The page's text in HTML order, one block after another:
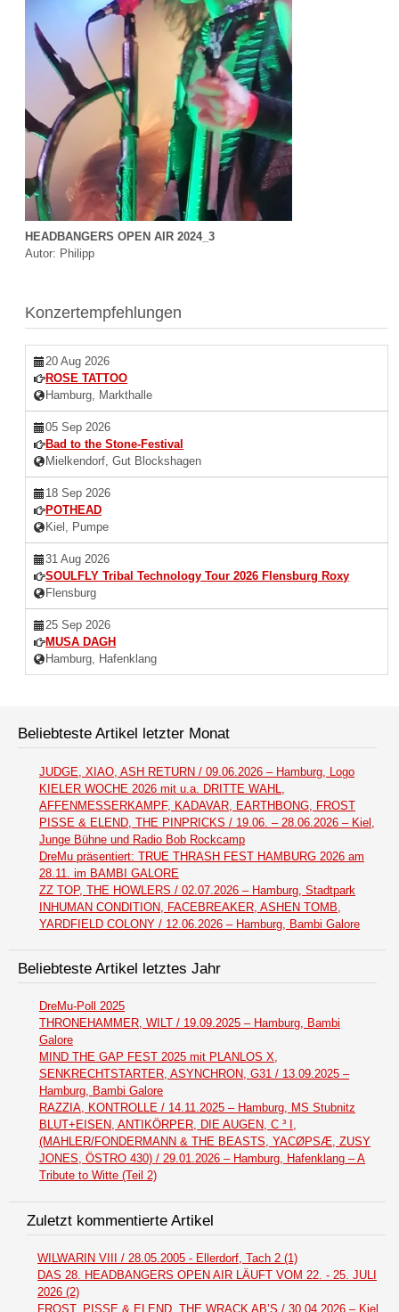
HEADBANGERS OPEN AIR 2024_3
Autor: Philipp
Konzertempfehlungen
20 Aug 2026
ROSE TATTOO
Hamburg, Markthalle
05 Sep 2026
Bad to the Stone-Festival
Mielkendorf, Gut Blockshagen
18 Sep 2026
POTHEAD
Kiel, Pumpe
31 Aug 2026
SOULFLY Tribal Technology Tour 2026 Flensburg Roxy
Flensburg
25 Sep 2026
MUSA DAGH
Hamburg, Hafenklang
Beliebteste Artikel letzter Monat
JUDGE, XIAO, ASH RETURN / 09.06.2026 – Hamburg, Logo
KIELER WOCHE 2026 mit u.a. DRITTE WAHL,
AFFENMESSERKAMPF, KADAVAR, EARTHBONG, FROST
PISSE & ELEND, THE PINPRICKS / 19.06. – 28.06.2026 – Kiel,
Junge Bühne und Radio Bob Rockcamp
DreMu präsentiert: TRUE THRASH FEST HAMBURG 2026 am
28.11. im BAMBI GALORE
ZZ TOP, THE HOWLERS / 02.07.2026 – Hamburg, Stadtpark
INHUMAN CONDITION, FACEBREAKER, ASHEN TOMB,
YARDFIELD COLONY / 12.06.2026 – Hamburg, Bambi Galore
Beliebteste Artikel letztes Jahr
DreMu-Poll 2025
THRONEHAMMER, WILT / 19.09.2025 – Hamburg, Bambi
Galore
MIND THE GAP FEST 2025 mit PLANLOS X,
SENKRECHTSTARTER, ASYNCHRON, G31 / 13.09.2025 –
Hamburg, Bambi Galore
RAZZIA, KONTROLLE / 14.11.2025 – Hamburg, MS Stubnitz
BLUT+EISEN, ANTIKÖRPER, DIE AUGEN, C ³ I,
(MAHLER/FONDERMANN & THE BEASTS, YACØPSÆ, ZUSY
JONES, ÖSTRO 430) / 29.01.2026 – Hamburg, Hafenklang – A
Tribute to Witte (Teil 2)
Zuletzt kommentierte Artikel
WILWARIN VIII / 28.05.2005 - Ellerdorf, Tach 2 (1)
DAS 28. HEADBANGERS OPEN AIR LÄUFT VOM 22. - 25. JULI
2026 (2)
FROST, PISSE & ELEND, THE WRACK AB’S / 30.04.2026 – Kiel,